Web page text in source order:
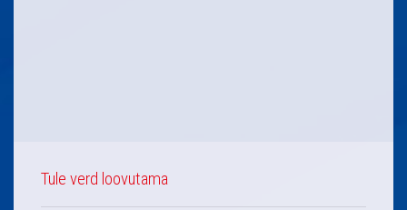
Tule verd loovutama